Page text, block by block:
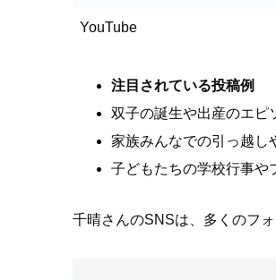
YouTube
注目されている投稿例
双子の誕生や出産のエピ
家族みんなでの引っ越し
子どもたちの学校行事や
千晴さんのSNSは、多くのフ